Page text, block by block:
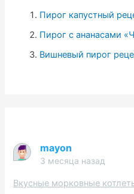
Пирог капустный
Пирог с ананасами
Вишневый пирог
mayon
3 месяца назад
Вкусные морковные